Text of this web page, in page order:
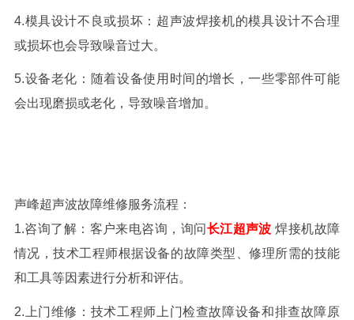
4.模具设计不良或损坏：超声波焊接机的模具设计不合理
或损坏也会导致噪音过大。
5.设备老化：随着设备使用时间的增长，一些零部件可能
会出现磨损或老化，导致噪音增加。
声峰超声波故障维修服务流程：
1.咨询了解：客户来电咨询，询问长江超声波 焊接机故障
情况，技术工程师根据设备的故障类型、修理所需的技能
和工具等因素进行分析和评估。
2.上门维修：技术工程师上门检查故障设备和排查故障原